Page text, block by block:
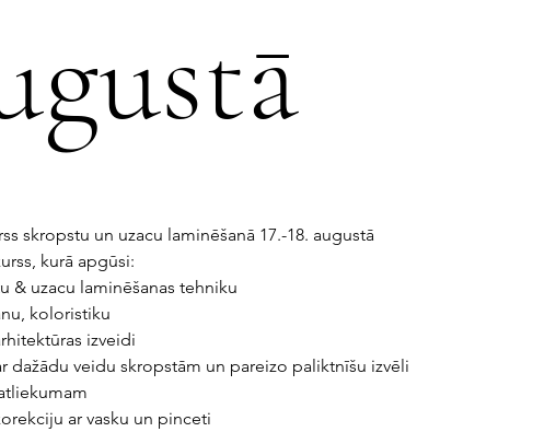
skropstu un uzacu laminēšanā 17.-18. augustā
kurā apgūsi:
& uzacu laminēšanas tehniku
koloristiku
izveidi
dažādu veidu skropstām un pareizo paliktnīšu izvēli
ar vasku un pinceti